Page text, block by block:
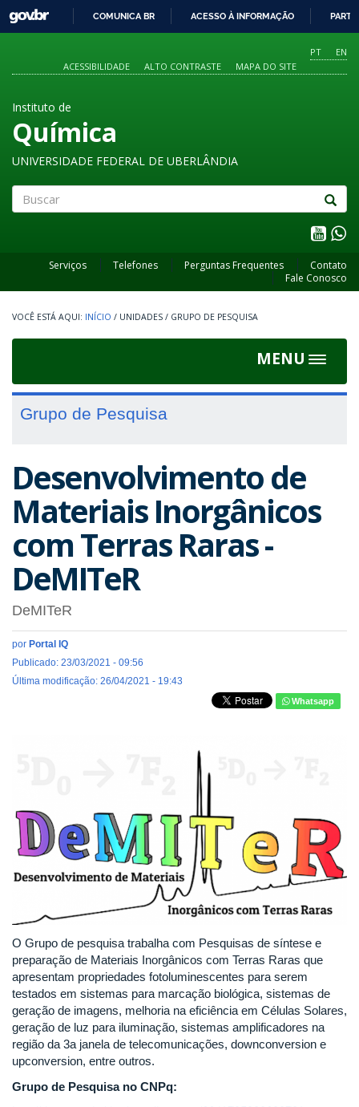
O
CONTEÚDO
GOVBR
COMUNICA BR ACESSO À INFORMAÇÃO
PT
EN
ACESSIBILIDADE
ALTO CONTRASTE MAPA DO SITE
Instituto de
Química
UNIVERSIDADE FEDERAL DE UBERLÂNDIA
Serviços Telefones Perguntas Frequentes
Contato
Fale Conosco
INÍCIO / UNIDADES / GRUPO DE PESQUISA
MENU
Toggle
Grupo de Pesquisa
Desenvolvimento de
Materiais Inorgânicos
com Terras Raras -
DeMITeR
DeMITeR
por Portal IQ
Publicado: 23/03/2021 - 09:56
Última modificação: 26/04/2021 - 19:43
Whatsapp
O Grupo de pesquisa trabalha com Pesquisas de síntese e
preparação de Materiais Inorgânicos com Terras Raras que
apresentam propriedades fotoluminescentes para serem
testados em sistemas para marcação biológica, sistemas de
geração de imagens, melhoria na eficiência em Células Solares,
geração de luz para iluminação, sistemas amplificadores na
região da 3a janela de telecomunicações, downconversion e
upconversion, entre outros.
Grupo de Pesquisa no CNPq: